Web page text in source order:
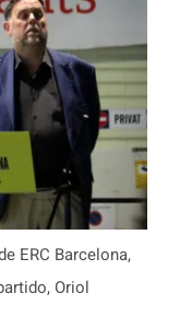
ERC Barcelona,
Oriol